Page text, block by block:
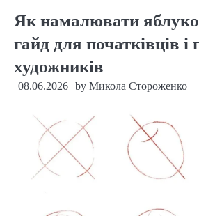
Як намалювати
гайд для початківців і
художників
08.06.2026 by Микола Стороженко